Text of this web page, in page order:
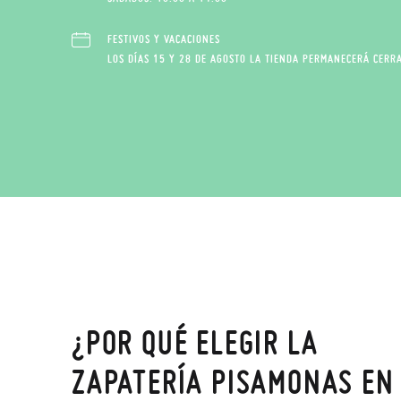
FESTIVOS Y VACACIONES
LOS DÍAS 15 Y 28 DE AGOSTO LA TIENDA PERMANECERÁ
¿POR QUÉ ELEGIR LA
ZAPATERÍA PISAMONAS EN